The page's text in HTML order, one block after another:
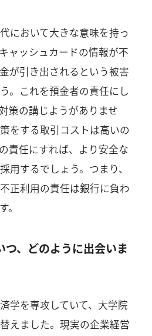
において大きな意味を持っ
ャッシュカードの情報が不
が引き出されるという被害
。これを預金者の責任にし
策の講じようがありませ
をする取引コストは高いの
責任にすれば、より安全な
用するでしょう。つまり、
正利用の責任は銀行に負わ
。
、どのように出会いま
学を専攻していて、大学院
えました。現実の企業経営